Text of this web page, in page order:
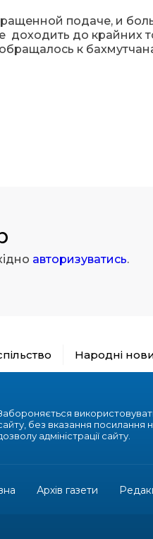
подаче, и
доходить до крайних
к
авторизуватись.
Народні
без вказання посилання
адміністрації сайту.
Архів газети